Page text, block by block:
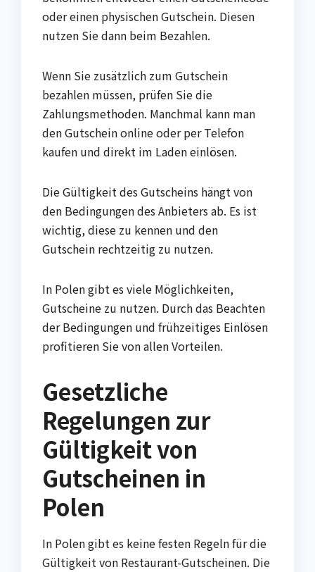
oder einen physischen Gutschein. Diesen
nutzen Sie dann beim Bezahlen.
Wenn Sie zusätzlich zum Gutschein
bezahlen müssen, prüfen Sie die
Zahlungsmethoden. Manchmal kann man
den Gutschein online oder per Telefon
kaufen und direkt im Laden einlösen.
Die Gültigkeit des Gutscheins hängt von
den Bedingungen des Anbieters ab. Es ist
wichtig, diese zu kennen und den
Gutschein rechtzeitig zu nutzen.
In Polen gibt es viele Möglichkeiten,
Gutscheine zu nutzen. Durch das Beachten
der Bedingungen und frühzeitiges Einlösen
profitieren Sie von allen Vorteilen.
Gesetzliche
Regelungen zur
Gültigkeit von
Gutscheinen in
Polen
In Polen gibt es keine festen Regeln für die
Gültigkeit von Restaurant-Gutscheinen. Die